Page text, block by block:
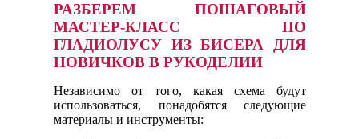
РАЗБЕРЕМ ПОШАГОВЫЙ
МАСТЕР-КЛАСС ПО
ГЛАДИОЛУСУ ИЗ БИСЕРА ДЛЯ
НОВИЧКОВ В РУКОДЕЛИИ
Независимо от того, какая схема будут
использоваться, понадобятся следующие
материалы и инструменты: